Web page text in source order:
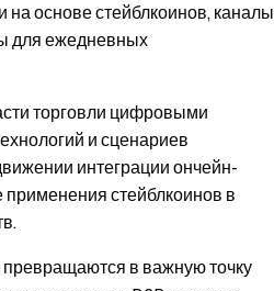
на основе стейблкоинов, каналы
для ежедневных
торговли цифровыми
и сценариев
интеграции ончейн-
стейблкоинов в
в важную точку